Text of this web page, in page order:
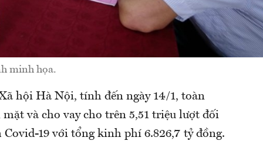
minh họa.
hội Hà Nội, tính đến ngày 14/1, toàn
và cho vay cho trên 5,51 triệu lượt đối
19 với tổng kinh phí 6.826,7 tỷ đồng.